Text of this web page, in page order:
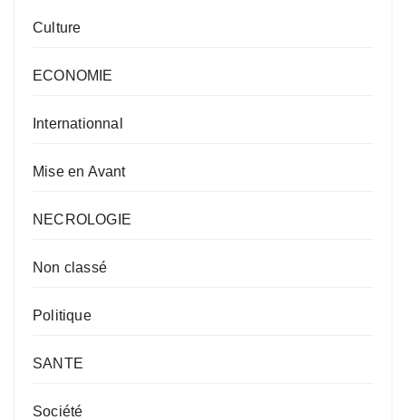
Culture
ECONOMIE
Internationnal
Mise en Avant
NECROLOGIE
Non classé
Politique
SANTE
Société